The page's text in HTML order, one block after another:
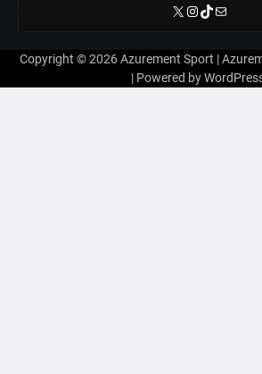
X Instagram
TikTok
E-mail
Copyright © 2026Azurement Sport |
| Powered by